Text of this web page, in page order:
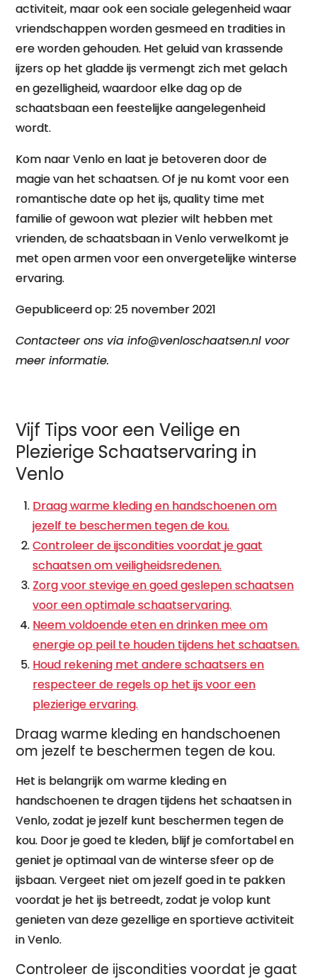
activiteit, maar ook een sociale gelegenheid waar
vriendschappen worden gesmeed en tradities in
ere worden gehouden. Het geluid van krassende
ijzers op het gladde ijs vermengt zich met gelach
en gezelligheid, waardoor elke dag op de
schaatsbaan een feestelijke aangelegenheid
wordt.
Kom naar Venlo en laat je betoveren door de
magie van het schaatsen. Of je nu komt voor een
romantische date op het ijs, quality time met
familie of gewoon wat plezier wilt hebben met
vrienden, de schaatsbaan in Venlo verwelkomt je
met open armen voor een onvergetelijke winterse
ervaring.
Gepubliceerd op: 25 november 2021
Contacteer ons viainfo@venloschaatsen.nl voor
meer informatie.
Vijf Tips voor een Veilige en
Plezierige Schaatservaring in
Venlo
Draag warme kleding en handschoenen om
jezelf te beschermen tegen de kou.
Controleer de ijscondities voordat je gaat
schaatsen om veiligheidsredenen.
Zorg voor stevige en goed geslepen schaatsen
voor een optimale schaatservaring.
Neem voldoende eten en drinken mee om
energie op peil te houden tijdens het schaatsen.
Houd rekening met andere schaatsers en
respecteer de regels op het ijs voor een
plezierige ervaring.
Draag warme kleding en handschoenen
om jezelf te beschermen tegen de kou.
Het is belangrijk om warme kleding en
handschoenen te dragen tijdens het schaatsen in
Venlo, zodat je jezelf kunt beschermen tegen de
kou. Door je goed te kleden, blijf je comfortabel en
geniet je optimaal van de winterse sfeer op de
ijsbaan. Vergeet niet om jezelf goed in te pakken
voordat je het ijs betreedt, zodat je volop kunt
genieten van deze gezellige en sportieve activiteit
in Venlo.
Controleer de ijscondities voordat je gaat